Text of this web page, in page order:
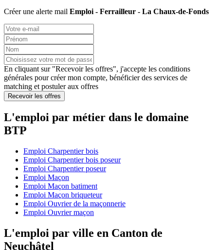
Créer une alerte mail Emploi - Ferrailleur - La Chaux-de-Fonds
En cliquant sur "Recevoir les offres", j'accepte les conditions
générales pour créer mon compte, bénéficier des services de
matching et postuler aux offres
Recevoir les offres
L'emploi par métier dans le domaine
BTP
Emploi Charpentier bois
Emploi Charpentier bois poseur
Emploi Charpentier poseur
Emploi Maçon
Emploi Maçon batiment
Emploi Maçon briqueteur
Emploi Ouvrier de la maçonnerie
Emploi Ouvrier maçon
L'emploi par ville en Canton de
Neuchâtel